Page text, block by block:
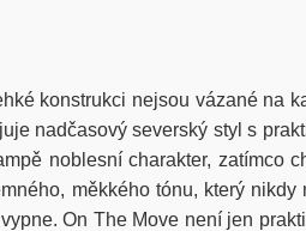
konstrukci nejsou vázané na
nadčasový severský styl s
noblesní charakter, zatímco
měkkého tónu, který nikdy
On The Move není jen